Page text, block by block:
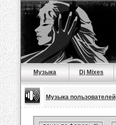
Музыка Dj Mixes
Музыка пользователей